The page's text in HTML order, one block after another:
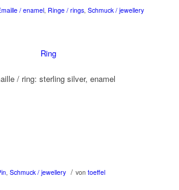
/ enamel, Ringe / rings, Schmuck / jewellery
/ ring: sterling silver, enamel
, Schmuck / jewellery / von toeffel